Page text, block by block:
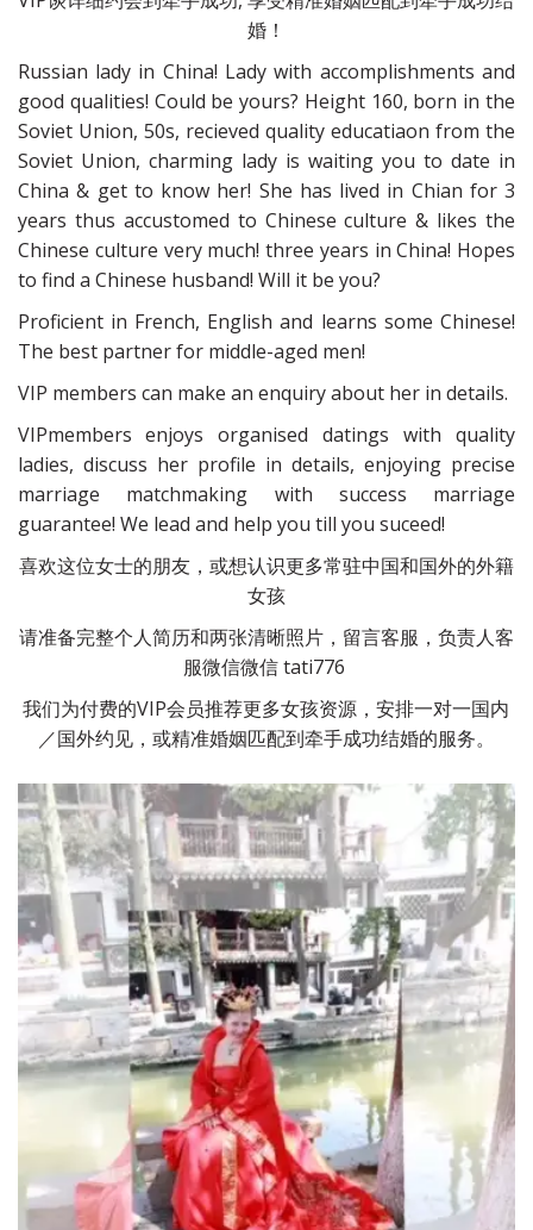
婚！
Russian lady in China! Lady with accomplishments and
good qualities! Could be yours? Height 160, born in the
Soviet Union, 50s, recieved quality educatiaon from the
Soviet Union, charming lady is waiting you to date in
China & get to know her! She has lived in Chian for 3
years thus accustomed to Chinese culture & likes the
Chinese culture very much! three years in China! Hopes
to find a Chinese husband! Will it be you?
Proficient in French, English and learns some Chinese!
The best partner for middle-aged men!
VIP members can make an enquiry about her in details.
VIPmembers enjoys organised datings with quality
ladies, discuss her profile in details, enjoying precise
marriage matchmaking with success marriage
guarantee! We lead and help you till you suceed!
喜欢这位女士的朋友，或想认识更多常驻中国和国外的外籍
女孩
请准备完整个人简历和两张清晰照片，留言客服，负责人客
服微信微信 tati776
我们为付费的VIP会员推荐更多女孩资源，安排一对一国内
／国外约见，或精准婚姻匹配到牵手成功结婚的服务。